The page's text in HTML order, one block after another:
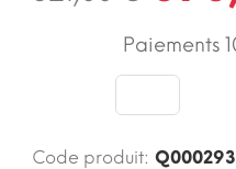
Paiements
Code produit: